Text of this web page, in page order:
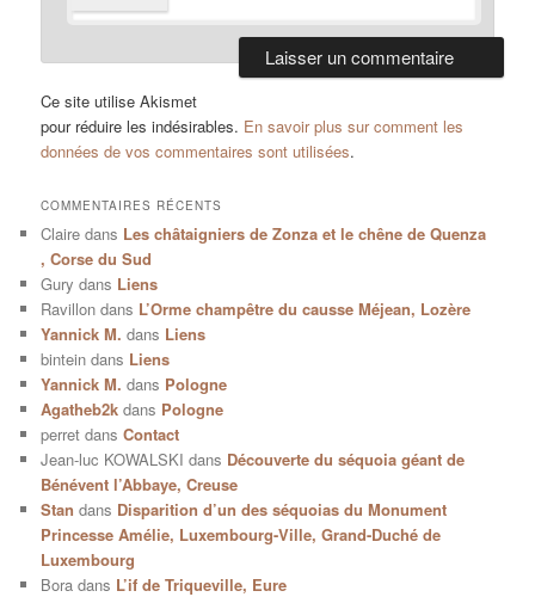
Ce site utilise Akismet
pour réduire les indésirables. En savoir plus sur comment les
données de vos commentaires sont utilisées.
COMMENTAIRES RÉCENTS
Claire dans Les châtaigniers de Zonza et le chêne de Quenza
, Corse du Sud
Gury dans Liens
Ravillon dans L’Orme champêtre du causse Méjean, Lozère
Yannick M. dans Liens
bintein dans Liens
Yannick M. dans Pologne
Agatheb2k dans Pologne
perret dansContact
Jean-luc KOWALSKI dans Découverte du séquoia géant de
Bénévent l’Abbaye, Creuse
Stan dans Disparition d’un des séquoias du Monument
Princesse Amélie, Luxembourg-Ville, Grand-Duché de
Luxembourg
Bora dans L’if de Triqueville, Eure